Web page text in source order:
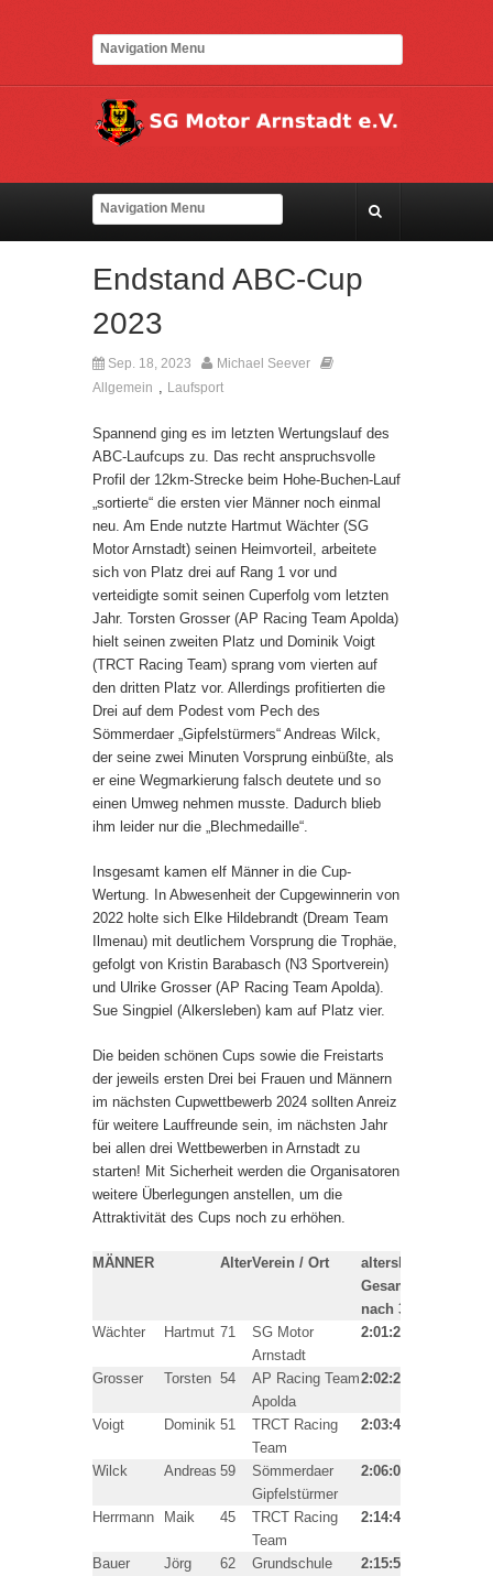
Endstand ABC-Cup
2023
Sep. 18, 2023
Michael Seever
Allgemein , Laufsport
Spannend ging es im letzten Wertungslauf des
ABC-Laufcups zu. Das recht anspruchsvolle
Profil der 12km-Strecke beim Hohe-Buchen-Lauf
„sortierte“ die ersten vier Männer noch einmal
neu. Am Ende nutzte Hartmut Wächter (SG
Motor Arnstadt) seinen Heimvorteil, arbeitete
sich von Platz drei auf Rang 1 vor und
verteidigte somit seinen Cuperfolg vom letzten
Jahr. Torsten Grosser (AP Racing Team Apolda)
hielt seinen zweiten Platz und Dominik Voigt
(TRCT Racing Team) sprang vom vierten auf
den dritten Platz vor. Allerdings profitierten die
Drei auf dem Podest vom Pech des
Sömmerdaer „Gipfelstürmers“ Andreas Wilck,
der seine zwei Minuten Vorsprung einbüßte, als
er eine Wegmarkierung falsch deutete und so
einen Umweg nehmen musste. Dadurch blieb
ihm leider nur die „Blechmedaille“.
Insgesamt kamen elf Männer in die Cup-
Wertung. In Abwesenheit der Cupgewinnerin von
2022 holte sich Elke Hildebrandt (Dream Team
Ilmenau) mit deutlichem Vorsprung die Trophäe,
gefolgt von Kristin Barabasch (N3 Sportverein)
und Ulrike Grosser (AP Racing Team Apolda).
Sue Singpiel (Alkersleben) kam auf Platz vier.
Die beiden schönen Cups sowie die Freistarts
der jeweils ersten Drei bei Frauen und Männern
im nächsten Cupwettbewerb 2024 sollten Anreiz
für weitere Lauffreunde sein, im nächsten Jahr
bei allen drei Wettbewerben in Arnstadt zu
starten! Mit Sicherheit werden die Organisatoren
weitere Überlegungen anstellen, um die
Attraktivität des Cups noch zu erhöhen.
MÄNNER AlterVerein / Ort
altersbereinigte
Gesamtzeit
nach 3 Läufen
Wächter Hartmut 71
SG Motor
Arnstadt
2:01:25h
Grosser Torsten 54
AP Racing Team
Apolda
2:02:29h
Voigt Dominik 51
TRCT Racing
Team
2:03:48h
Wilck Andreas 59
Sömmerdaer
Gipfelstürmer
2:06:03h
Herrmann Maik 45
TRCT Racing
Team
2:14:48h
Bauer Jörg 62
Grundschule
2:15:54h